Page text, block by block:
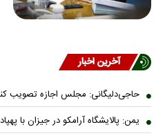
آخرین اخبار
حاجی‌دلیگانی: مجلس اجازه تصویب
یمن: پالایشگاه آرامکو در جیزان با